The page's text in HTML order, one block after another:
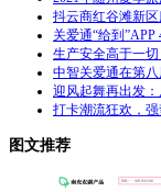
抖云商红谷滩新
关爱通“给到”APP
生产安全高于一
中智关爱通在第
迎风起舞再出发
打卡潮流狂欢，
图文推荐